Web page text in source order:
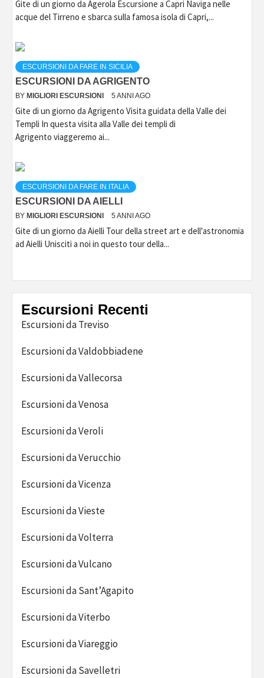
Gite di un giorno da Agerola Escursione a Capri Naviga nelle
acque del Tirreno e sbarca sulla famosa isola di Capri,...
ESCURSIONI DA FARE IN SICILIA
ESCURSIONI DA AGRIGENTO
BY MIGLIORI ESCURSIONI 5 ANNI AGO
Gite di un giorno da Agrigento Visita guidata della Valle dei
Templi In questa visita alla Valle dei templi di
Agrigento viaggeremo ai...
ESCURSIONI DA FARE IN ITALIA
ESCURSIONI DA AIELLI
BY MIGLIORI ESCURSIONI 5 ANNI AGO
Gite di un giorno da Aielli Tour della street art e dell'astronomia
ad Aielli Unisciti a noi in questo tour della...
Escursioni Recenti
Escursioni da Treviso
Escursioni da Valdobbiadene
Escursioni da Vallecorsa
Escursioni da Venosa
Escursioni da Veroli
Escursioni da Verucchio
Escursioni da Vicenza
Escursioni da Vieste
Escursioni da Volterra
Escursioni da Vulcano
Escursioni da Sant’Agapito
Escursioni da Viterbo
Escursioni da Viareggio
Escursioni da Savelletri